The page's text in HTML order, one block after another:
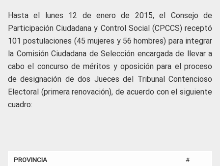
Hasta el lunes 12 de enero de 2015, el Consejo de
Participación Ciudadana y Control Social (CPCCS) receptó
101 postulaciones (45 mujeres y 56 hombres) para integrar
la Comisión Ciudadana de Selección encargada de llevar a
cabo el concurso de méritos y oposición para el proceso
de designación de dos Jueces del Tribunal Contencioso
Electoral (primera renovación), de acuerdo con el siguiente
cuadro:
PROVINCIA #